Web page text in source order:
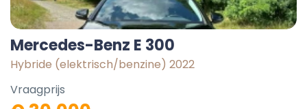
Mercedes-Benz E 300
Hybride (elektrisch/benzine) 2022
Vraagprijs